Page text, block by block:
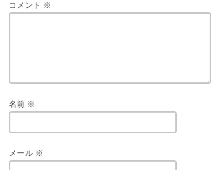
コメント ※
名前 ※
メール ※